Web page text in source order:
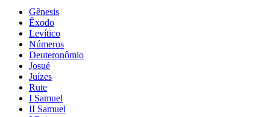
Gênesis
Êxodo
Levítico
Números
Deuteronômio
Josué
Juízes
Rute
I Samuel
II Samuel